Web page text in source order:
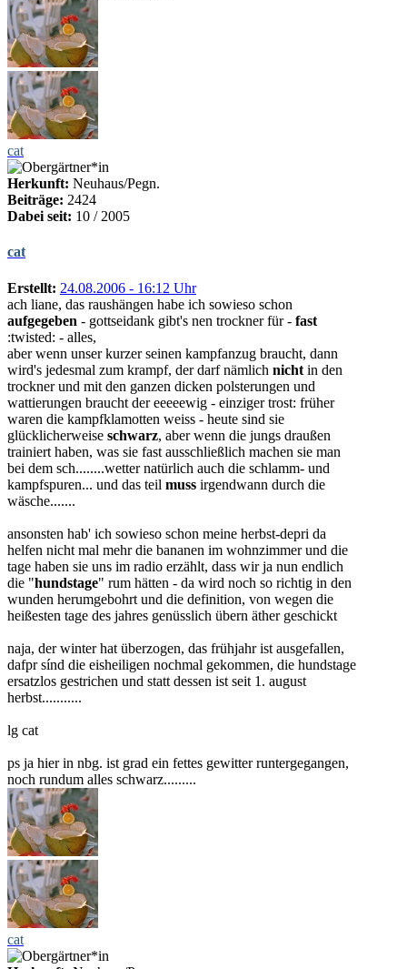
cat
Herkunft: Neuhaus/Pegn.
Beiträge: 2424
Dabei seit: 10 / 2005
cat
Erstellt: 24.08.2006 - 16:12 Uhr
ach liane, das raushängen habe ich sowieso schon
aufgegeben - gottseidank gibt's nen trockner für - fast
:twisted: - alles,
aber wenn unser kurzer seinen kampfanzug braucht, dann
wird's jedesmal zum krampf, der darf nämlich nicht in den
trockner und mit den ganzen dicken polsterungen und
wattierungen braucht der eeeeewig - einziger trost: früher
waren die kampfklamotten weiss - heute sind sie
glücklicherweise schwarz, aber wenn die jungs draußen
trainiert haben, was sie fast ausschließlich machen sie man
bei dem sch........wetter natürlich auch die schlamm- und
kampfspuren... und das teil muss irgendwann durch die
wäsche.......
ansonsten hab' ich sowieso schon meine herbst-depri da
helfen nicht mal mehr die bananen im wohnzimmer und die
tage haben sie uns im radio erzählt, dass wir ja nun endlich
die "hundstage" rum hätten - da wird noch so richtig in den
wunden herumgebohrt und die definition, von wegen die
heißesten tage des jahres genüsslich übern äther geschickt
naja, der winter hat überzogen, das frühjahr ist ausgefallen,
dafpr sínd die eisheiligen nochmal gekommen, die hundstage
ersatzlos gestrichen und statt dessen ist seit 1. august
herbst...........
lg cat
ps ja hier in nbg. ist grad ein fettes gewitter runtergegangen,
noch rundum alles schwarz.........
cat